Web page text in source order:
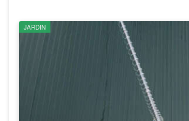
JARDIN